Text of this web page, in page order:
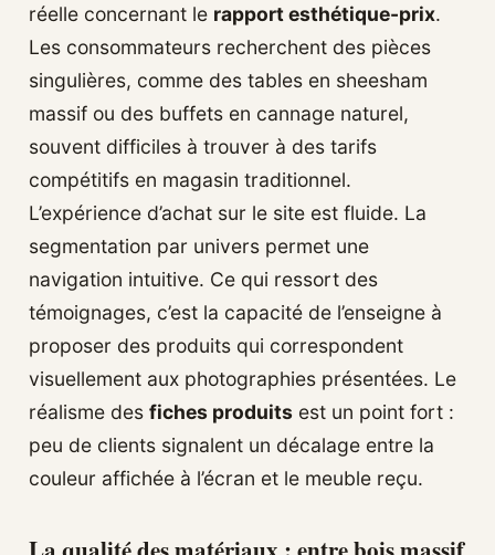
réelle concernant le rapport esthétique-prix.
Les consommateurs recherchent des pièces
singulières, comme des tables en sheesham
massif ou des buffets en cannage naturel,
souvent difficiles à trouver à des tarifs
compétitifs en magasin traditionnel.
L’expérience d’achat sur le site est fluide. La
segmentation par univers permet une
navigation intuitive. Ce qui ressort des
témoignages, c’est la capacité de l’enseigne à
proposer des produits qui correspondent
visuellement aux photographies présentées. Le
réalisme des fiches produits est un point fort :
peu de clients signalent un décalage entre la
couleur affichée à l’écran et le meuble reçu.